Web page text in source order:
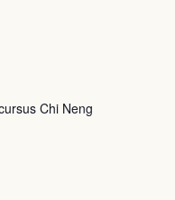
Chi Neng